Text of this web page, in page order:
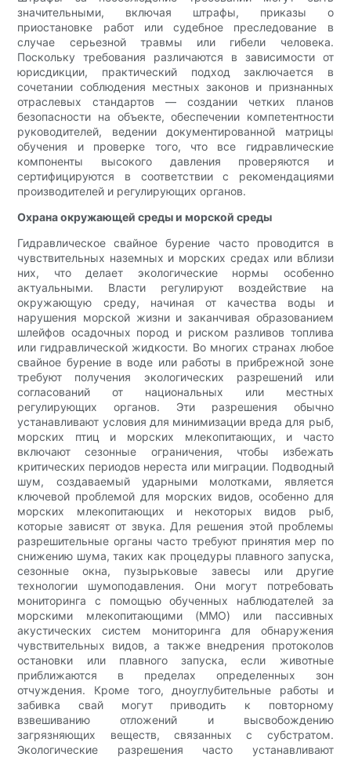
значительными, включая штрафы, приказы о
приостановке работ или судебное преследование в
случае серьезной травмы или гибели человека.
Поскольку требования различаются в зависимости от
юрисдикции, практический подход заключается в
сочетании соблюдения местных законов и признанных
отраслевых стандартов — создании четких планов
безопасности на объекте, обеспечении компетентности
руководителей, ведении документированной матрицы
обучения и проверке того, что все гидравлические
компоненты высокого давления проверяются и
сертифицируются в соответствии с рекомендациями
производителей и регулирующих органов.
Охрана окружающей среды и морской среды
Гидравлическое свайное бурение часто проводится в
чувствительных наземных и морских средах или вблизи
них, что делает экологические нормы особенно
актуальными. Власти регулируют воздействие на
окружающую среду, начиная от качества воды и
нарушения морской жизни и заканчивая образованием
шлейфов осадочных пород и риском разливов топлива
или гидравлической жидкости. Во многих странах любое
свайное бурение в воде или работы в прибрежной зоне
требуют получения экологических разрешений или
согласований от национальных или местных
регулирующих органов. Эти разрешения обычно
устанавливают условия для минимизации вреда для рыб,
морских птиц и морских млекопитающих, и часто
включают сезонные ограничения, чтобы избежать
критических периодов нереста или миграции. Подводный
шум, создаваемый ударными молотками, является
ключевой проблемой для морских видов, особенно для
морских млекопитающих и некоторых видов рыб,
которые зависят от звука. Для решения этой проблемы
разрешительные органы часто требуют принятия мер по
снижению шума, таких как процедуры плавного запуска,
сезонные окна, пузырьковые завесы или другие
технологии шумоподавления. Они могут потребовать
мониторинга с помощью обученных наблюдателей за
морскими млекопитающими (MMO) или пассивных
акустических систем мониторинга для обнаружения
чувствительных видов, а также внедрения протоколов
остановки или плавного запуска, если животные
приближаются в пределах определенных зон
отчуждения. Кроме того, дноуглубительные работы и
забивка свай могут приводить к повторному
взвешиванию отложений и высвобождению
загрязняющих веществ, связанных с субстратом.
Экологические разрешения часто устанавливают